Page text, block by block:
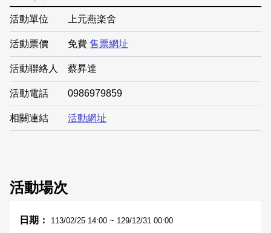
活動單位 上元燕楽舍
活動票價 免費 售票網址
活動聯絡人 蔡昇達
活動電話 0986979859
相關連結 活動網址
活動場次
113/02/25 14:00 ~ 129/12/31 00:00